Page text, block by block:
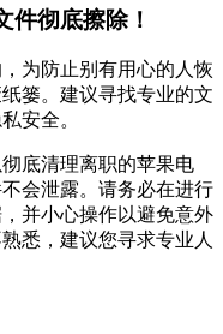
件彻底擦除！
为防止别有用心的人恢
篓。建议寻找专业的文
安全。
底清理离职的苹果电
会泄露。请务必在进行
并小心操作以避免意外
悉，建议您寻求专业人